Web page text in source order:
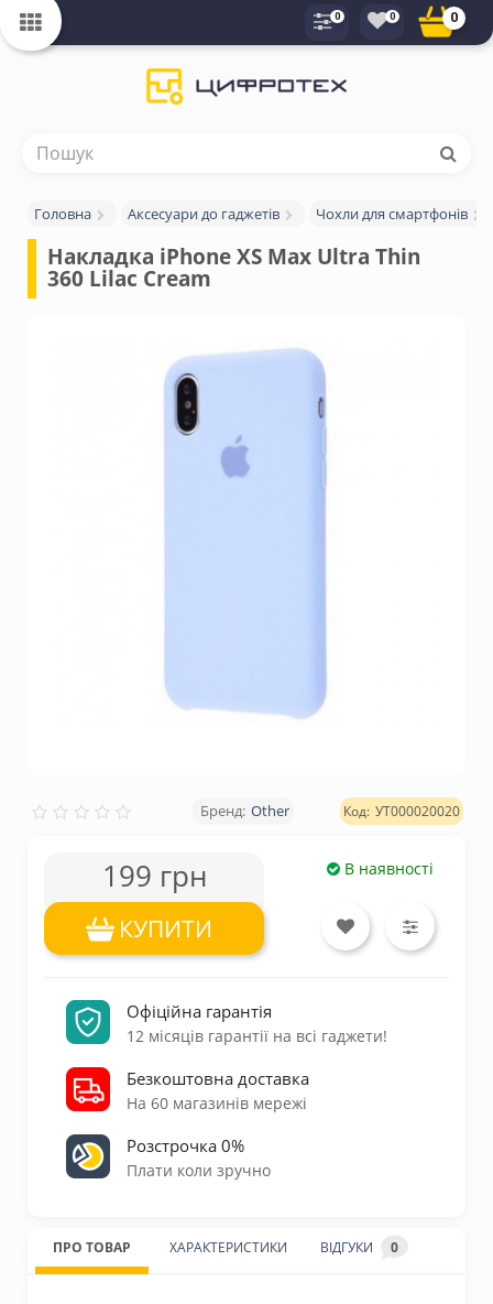
0
0 0
Головна Аксесуари до гаджетів Чохли для смартфонів
Накладка iPhone XS Max Ultra Thin
360 Lilac Cream
Other УТ000020020
199 грн В наявності
КУПИТИ
Офіційна гарантія
12 місяців гарантії на всі гаджети!
Безкоштовна доставка
На 60 магазинів мережі
Розстрочка 0%
Плати коли зручно
ПРО ТОВАР ХАРАКТЕРИСТИКИ ВІДГУКИ 0